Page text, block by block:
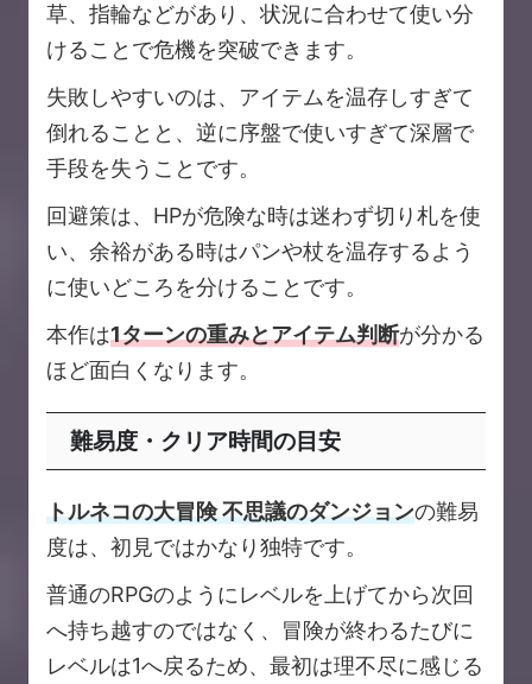
草、指輪などがあり、状況に合わせて使い分
けることで危機を突破できます。
失敗しやすいのは、アイテムを温存しすぎて
倒れることと、逆に序盤で使いすぎて深層で
手段を失うことです。
回避策は、HPが危険な時は迷わず切り札を使
い、余裕がある時はパンや杖を温存するよう
に使いどころを分けることです。
本作は1ターンの重みとアイテム判断が分かる
ほど面白くなります。
難易度・クリア時間の目安
トルネコの大冒険 不思議のダンジョンの難易
度は、初見ではかなり独特です。
普通のRPGのようにレベルを上げてから次回
へ持ち越すのではなく、冒険が終わるたびに
レベルは1へ戻るため、最初は理不尽に感じる